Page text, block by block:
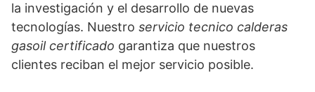
la investigación y el desarrollo de nuevas
tecnologías. Nuestro servicio tecnico calderas
gasoil certificado garantiza que nuestros
clientes reciban el mejor servicio posible.